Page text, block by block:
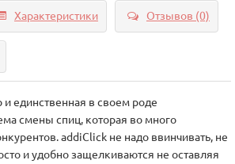
Характеристики Отзывов (0)
и единственная в своем роде
смены спиц, которая во много
addiСlick не надо ввинчивать, не
и удобно защелкиваются не оставляя